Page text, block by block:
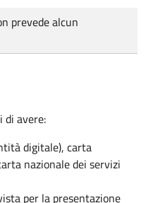
prevede alcun
di avere:
digitale), carta
nazionale dei servizi
per la presentazione